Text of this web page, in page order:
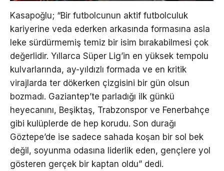
Kasapoğlu; “Bir futbolcunun aktif futbolculuk
kariyerine veda ederken arkasında formasına asla
leke sürdürmemiş temiz bir isim bırakabilmesi çok
değerlidir. Yıllarca Süper Lig’in en yüksek tempolu
kulvarlarında, ay-yıldızlı formada ve en kritik
virajlarda ter dökerken çizgisini bir gün olsun
bozmadı. Gaziantep’te parladığı ilk günkü
heyecanını, Beşiktaş, Trabzonspor ve Fenerbahçe
gibi kulüplerde de hep korudu. Son durağı
Göztepe’de ise sadece sahada koşan bir sol bek
değil, soyunma odasına liderlik eden, gençlere yol
gösteren gerçek bir kaptan oldu” dedi.